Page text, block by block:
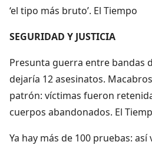
‘el tipo más bruto’. El Tiempo
SEGURIDAD Y JUSTICIA
Presunta guerra entre bandas
dejaría 12 asesinatos.
patrón: víctimas fueron
cuerpos abandonados. El
Ya hay más de 100 pruebas: